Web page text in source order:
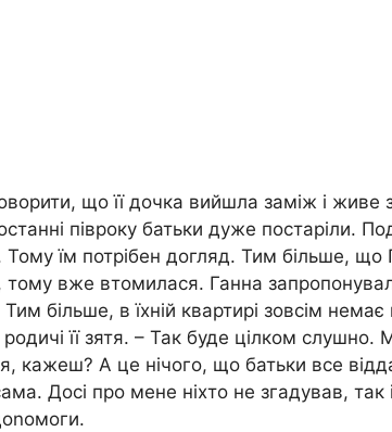
що її дочка вийшла заміж і живе
півроку батьки дуже постаріли.
Тому їм потрібен догляд. Тим більше,
вже втомилася. Ганна
більше, в їхній квартирі зовсім
її зятя. – Так буде цілком
кажеш? А це нічого, що батьки все
Досі про мене ніхто не згадував, так